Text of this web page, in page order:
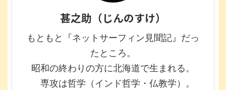
甚之助（じんのすけ）
もともと『ネットサーフィン見聞記』だっ
たところ。
昭和の終わりの方に北海道で生まれる。
専攻は哲学（インド哲学・仏教学）。